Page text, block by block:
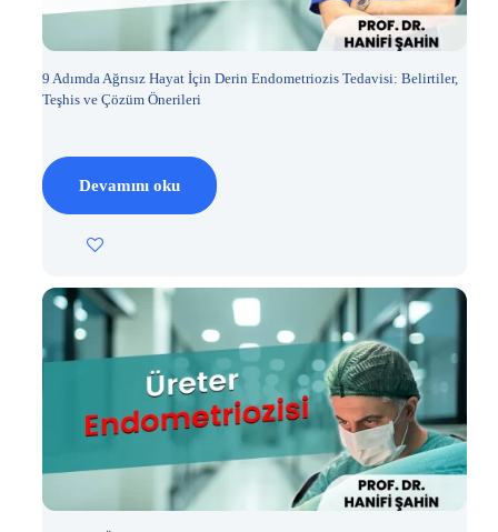
9 Adımda Ağrısız Hayat İçin Derin Endometriozis Tedavisi: Belirtiler,
Teşhis ve Çözüm Önerileri
Devamını oku